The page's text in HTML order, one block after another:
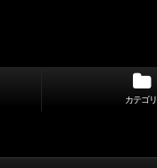
カテゴリ